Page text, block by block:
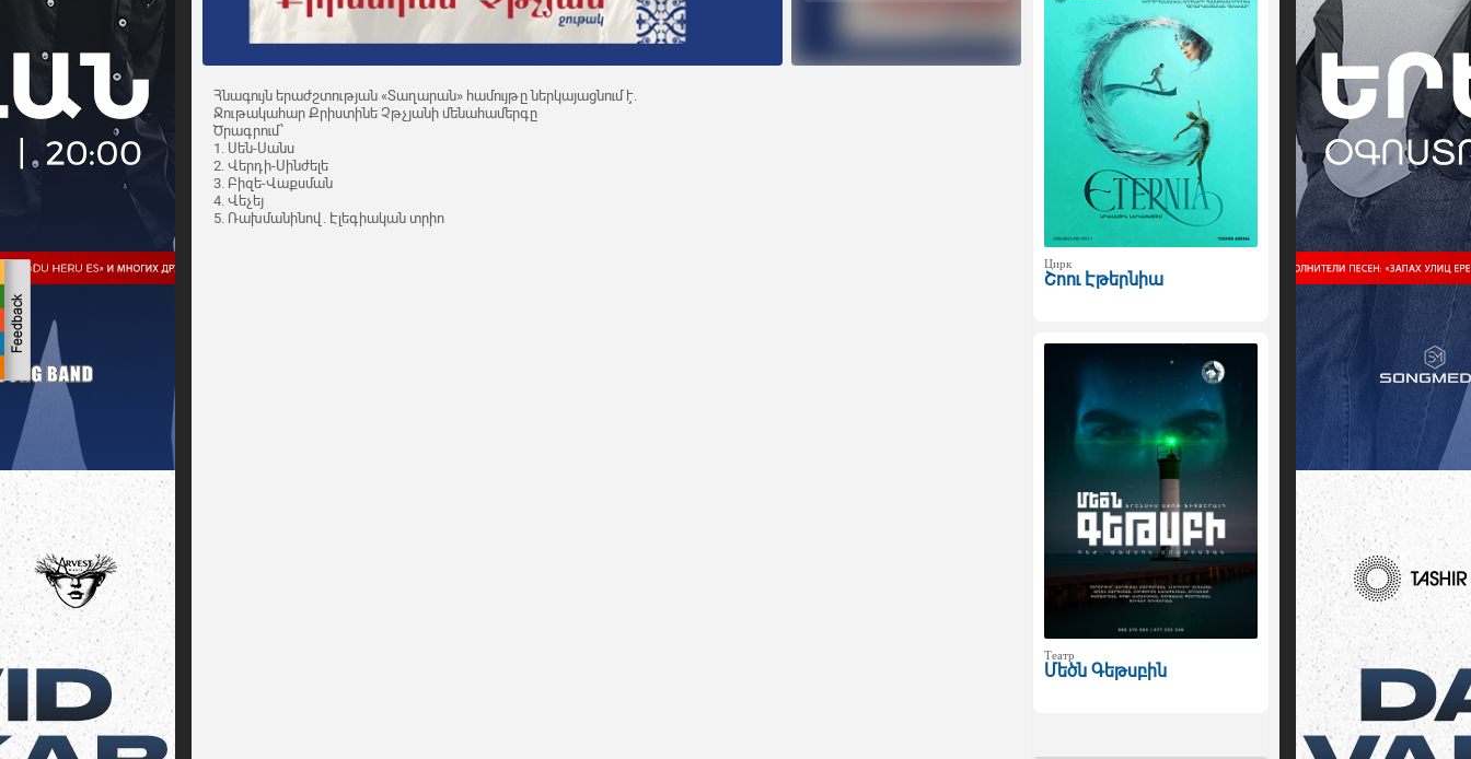
Հնագույն երաժշտության «Տաղարան» համույթը ներկայացնում է.
Ջութակահար Քրիստինե Չթչյանի մենահամերգը
Ծրագրում՝
1. Սեն-Սանս
2. Վերդի-Սինժելե
3. Բիզե-Վաքսման
4. Վեչեյ
5. Ռախմանինով. Էլեգիական տրիո
Цирк
Շոու Էթերնիա
Театр
Մեծն Գեթսբին